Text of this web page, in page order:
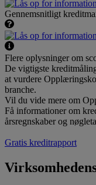
Gennemsnitligt
Flere oplysninger om
De vigtigste
at vurdere
branche.
Vil du vide mere om
Få informationer om
årsregnskaber og
Gratis kreditrapport